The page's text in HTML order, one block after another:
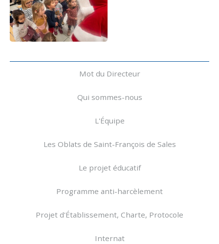
Navigation
Mot du Directeur
Qui sommes-nous
L'Équipe
Les Oblats de Saint-François de Sales
Le projet éducatif
Programme anti-harcèlement
Projet d'Établissement, Charte, Protocole
Internat